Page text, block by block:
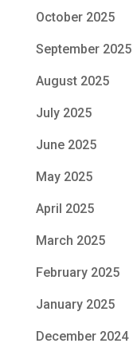
October 2025
September 2025
August 2025
July 2025
June 2025
May 2025
April 2025
March 2025
February 2025
January 2025
December 2024